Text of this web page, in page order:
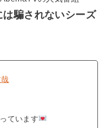
は騙されないシーズ
ています